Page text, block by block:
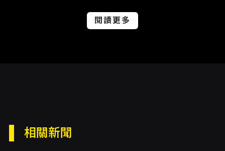
興中保持敘事性）都是書本或錄音難以完整呈現
的面向。厄斯金長期在演奏與錄音領域的實務經
賞「凱基雋永饗宴 2026兩廳院夏日爵士 彼得.厄
斯金爵士五重奏《空中漫步》」的觀眾，得以報
閱讀更多
相關新聞